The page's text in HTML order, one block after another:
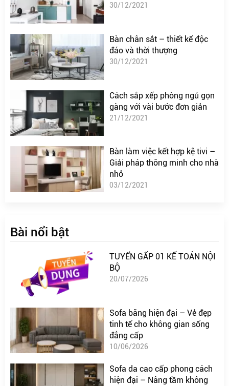
30/12/2021
Bàn chân sắt – thiết kế độc
đáo và thời thượng
30/12/2021
Cách sắp xếp phòng ngủ gọn
gàng với vài bước đơn giản
21/12/2021
Bàn làm việc kết hợp kệ tivi –
Giải pháp thông minh cho nhà
nhỏ
03/12/2021
Bài nổi bật
TUYỂN GẤP 01 KẾ TOÁN NỘI
BỘ
20/07/2026
Sofa băng hiện đại – Vẻ đẹp
tinh tế cho không gian sống
đẳng cấp
10/06/2026
Sofa da cao cấp phong cách
hiện đại – Nâng tầm không